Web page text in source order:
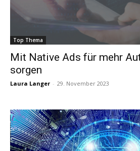
Top Thema
Mit Native Ads für mehr
sorgen
Laura Langer - 29. November 2023